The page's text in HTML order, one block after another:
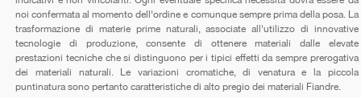
noi confermata al momento dell'ordine e comunque sempre prima della posa. La
trasformazione di materie prime naturali, associate all'utilizzo di innovative
tecnologie di produzione, consente di ottenere materiali dalle elevate
prestazioni tecniche che si distinguono per i tipici effetti da sempre prerogativa
dei materiali naturali. Le variazioni cromatiche, di venatura e la piccola
puntinatura sono pertanto caratteristiche di alto pregio dei materiali Fiandre.